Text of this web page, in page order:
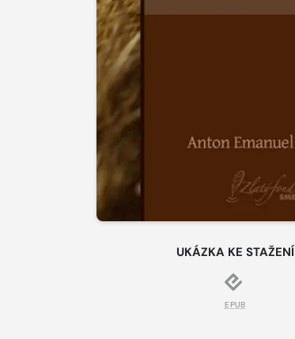
UKÁZKA KE STAŽENÍ
EPUB